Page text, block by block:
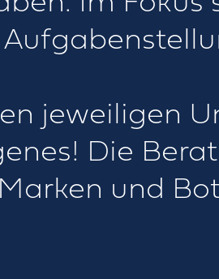
jeweiligen
Die
und